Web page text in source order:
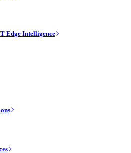
Edge Intelligence